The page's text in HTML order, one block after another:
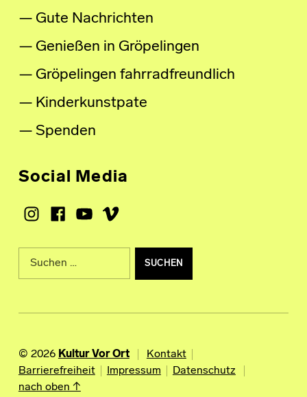
Gute Nachrichten
Genießen in Gröpelingen
Gröpelingen fahrradfreundlich
Kinderkunstpate
Spenden
Social Media
Instagram
Facebook
Youtube
Vimeo
Suche nach:
© 2026 Kultur Vor Ort
Kontakt
Barrierefreiheit
Impressum
Datenschutz
nach oben ↑